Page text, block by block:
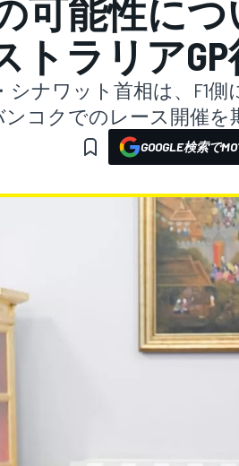
可能性につ
トラリア
ナワット首相は、F1側
コクでのレース開催を
GOOGLE検索で